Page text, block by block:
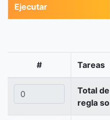
Ejecutar
# Tareas
Total
regla